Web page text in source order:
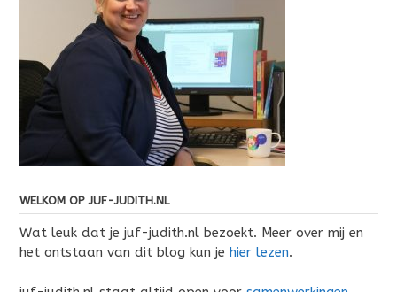
WELKOM OP JUF-JUDITH.NL
Wat leuk dat je juf-judith.nl bezoekt. Meer over mij en
het ontstaan van dit blog kun je hier lezen.